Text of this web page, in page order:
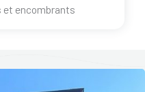
et encombrants